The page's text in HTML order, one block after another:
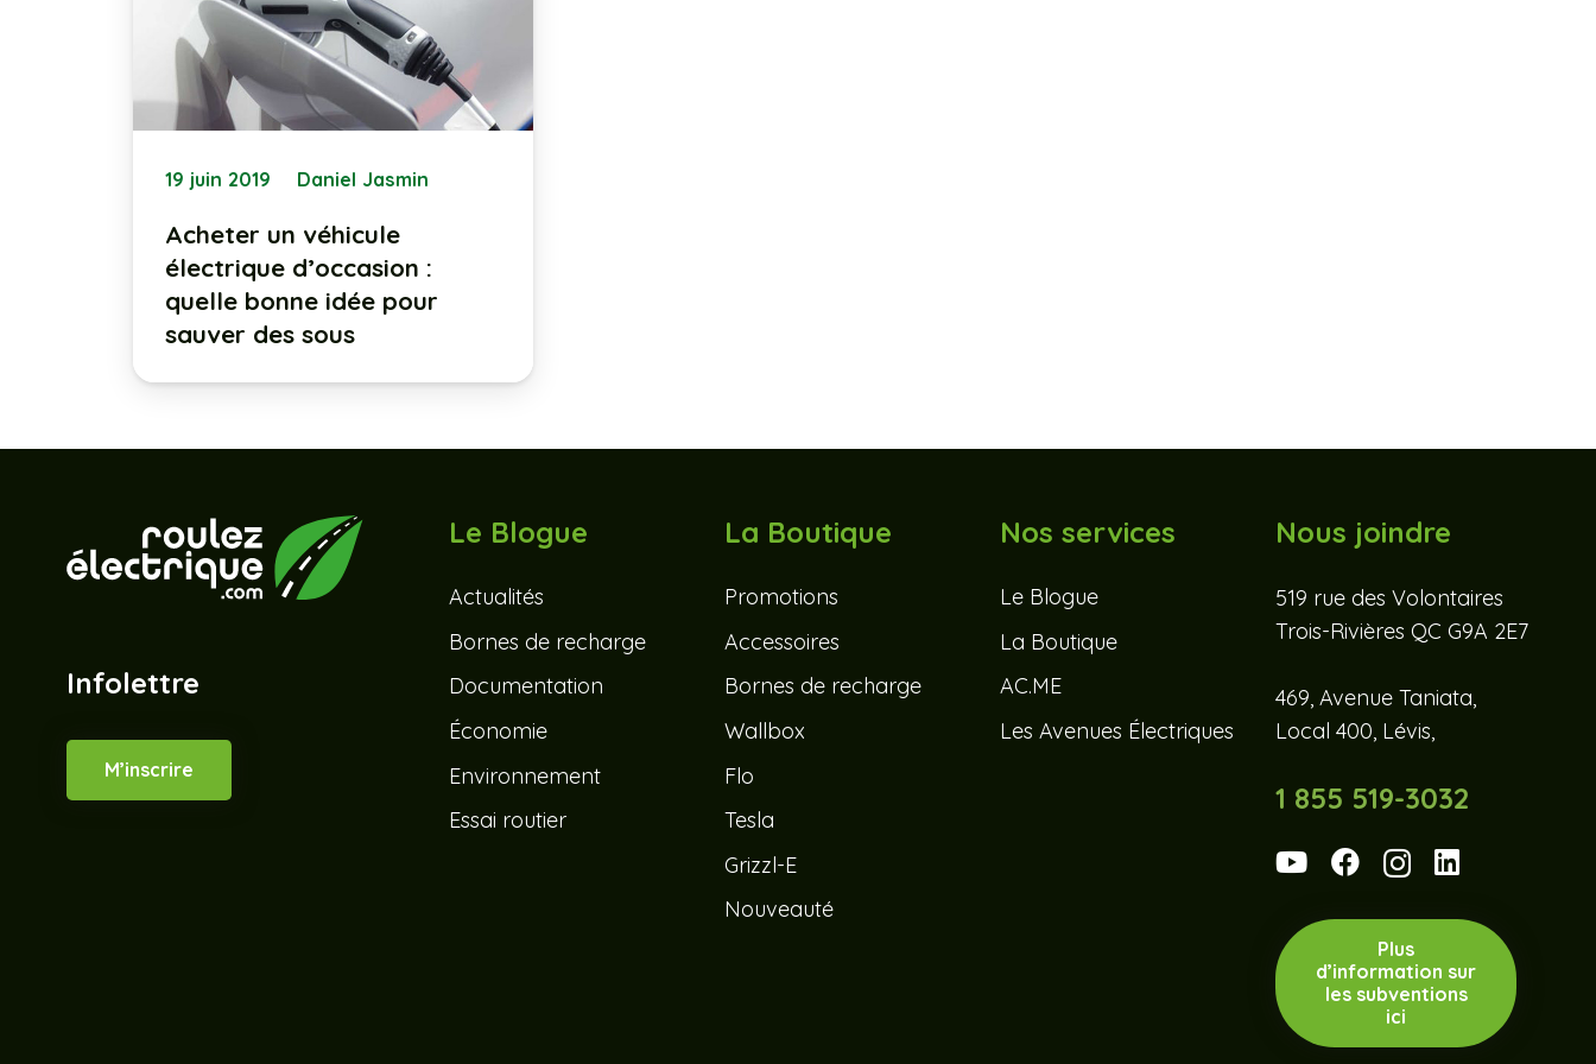
19 juin 2019 Daniel Jasmin
Acheter un véhicule
électrique d’occasion :
quelle bonne idée pour
sauver des sous
Infolettre
M’inscrire
Le Blogue
Actualités
Bornes de recharge
Documentation
Économie
Environnement
Essai routier
La Boutique
Promotions
Accessoires
Bornes de recharge
Wallbox
Flo
Tesla
Grizzl-E
Nouveauté
Nos services
Le Blogue
La Boutique
AC.ME
Les Avenues Électriques
Nous joindre
519 rue des Volontaires
Trois-Rivières QC G9A 2E7
469, Avenue Taniata,
Local 400, Lévis,
1 855 519-3032
Plus
d’information sur
les subventions
ici